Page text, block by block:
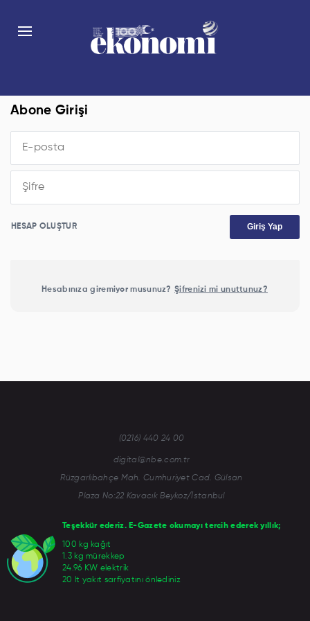
Abone Girişi
HESAP OLUŞTUR Giriş Yap
Hesabınıza giremiyor musunuz? Şifrenizi mi unuttunuz?
Teşekkür ederiz. E-Gazete okumayı tercih ederek yıllık;
100 kg kağıt
1.3 kg mürekkep
24.96 KW elektrik
20 lt yakıt sarfiyatını önlediniz
(0216) 440 24 00
digital@nbe.com.tr
Rüzgarlıbahçe Mah. Cumhuriyet Cad. Gülsan
Plaza No:22 Kavacık Beykoz/İstanbul